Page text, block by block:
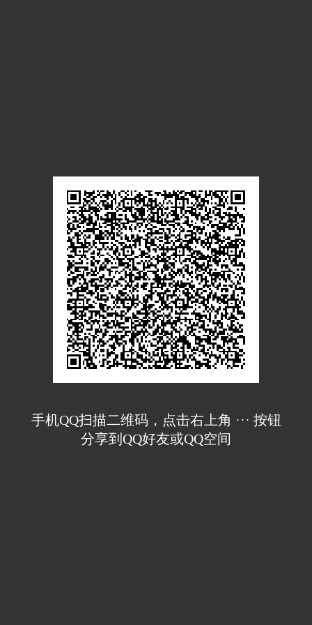
手机QQ扫描二维码，点击右上角 ··· 按钮
分享到QQ好友或QQ空间